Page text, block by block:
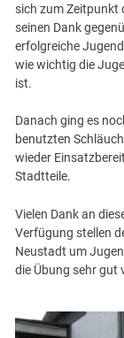
sich zum Zeitpunkt
seinen Dank
erfolgreiche
wie wichtig die
ist.
Danach ging es
benutzten
wieder
Stadtteile.
Vielen Dank an
Verfügung stellen
Neustadt um
die Übung sehr gut